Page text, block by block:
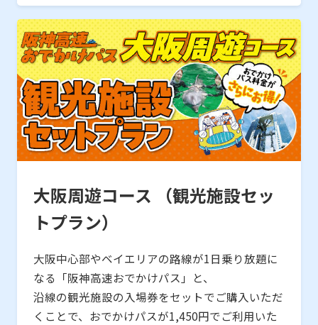
大阪周遊コース （観光施設セッ
トプラン）
大阪中心部やベイエリアの路線が1日乗り放題に
なる「阪神高速おでかけパス」と、
沿線の観光施設の入場券をセットでご購入いただ
くことで、おでかけパスが1,450円でご利用いた